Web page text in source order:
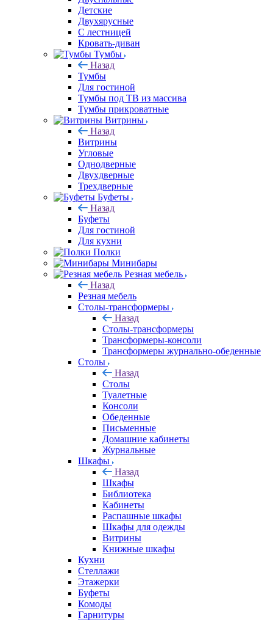
Детские
Двухярусные
С лестницей
Кровать-диван
Тумбы
Назад
Тумбы
Для гостиной
Тумбы под ТВ из массива
Тумбы прикроватные
Витрины
Назад
Витрины
Угловые
Однодверные
Двухдверные
Трехдверные
Буфеты
Назад
Буфеты
Для гостиной
Для кухни
Полки
Минибары
Резная мебель
Назад
Резная мебель
Столы-трансформеры
Назад
Столы-трансформеры
Трансформеры-консоли
Трансформеры журнально-обеденные
Столы
Назад
Столы
Туалетные
Консоли
Обеденные
Письменные
Домашние кабинеты
Журнальные
Шкафы
Назад
Шкафы
Библиотека
Кабинеты
Распашные шкафы
Шкафы для одежды
Витрины
Книжные шкафы
Кухни
Стеллажи
Этажерки
Буфеты
Комоды
Гарнитуры